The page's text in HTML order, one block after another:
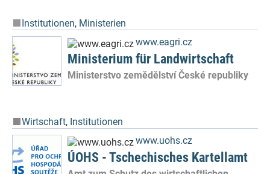
Institutionen Ministerien
www.eagri.cz
Ministerium für Landwirtschaft
Ministerstvo zemědělství České republiky
Wirtschaft Institutionen
www.uohs.cz
ÚOHS - Tschechisches Kartellamt
Amt zum Schutz des wirtschaftlichen